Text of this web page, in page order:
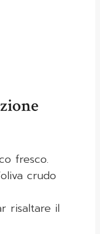
fresco.
crudo
risaltare il